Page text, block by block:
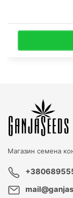
Магазин семена